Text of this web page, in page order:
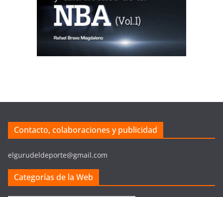
Contacto, colaboraciones y publicidad
elgurudeldeporte@gmail.com
Categorías de la Web